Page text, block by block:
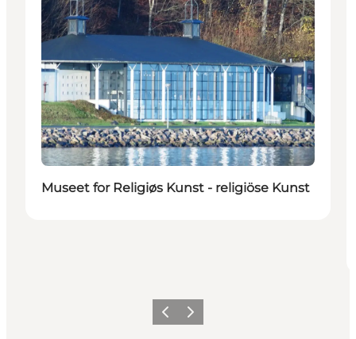
Museet for Religiøs Kunst - religiöse Kunst
ZurückWeiter